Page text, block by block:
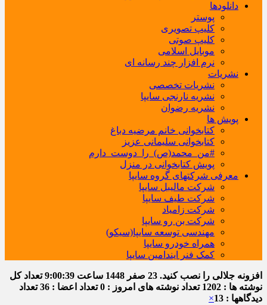
دانلودها
پوستر
کلیپ تصویری
کلیپ صوتی
موبایل اسلامی
نرم افزار چند رسانه ای
نشریات
نشریات تخصصی
نشریه نارنجی سایپا
نشریه رضوان
پویش ها
کتابخوانی خانم مرضیه دباغ
کتابخوانی سلیمانی عزیز
#من_محمد(ص)_را_دوست_دارم
پویش کتابخوانی در منزل
معرفی شرکتهای گروه سایپا
شرکت مالیبل سایپا
شرکت طیف سایپا
شرکت زامیاد
شرکت بن رو سایپا
مهندسی توسعه سایپا(سیکو)
همراه خودرو سایپا
کمک فنر ایندامین سایپا
افزونه جلالی را نصب کنید. 23 صفر 1448 ساعت 9:00:40تعداد کل
نوشته ها : 1202
تعداد نوشته های امروز : 0 تعداد اعضا : 36
تعداد
دیدگاهها : 13
×